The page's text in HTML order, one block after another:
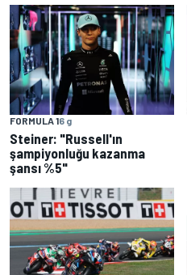
FORMULA 16 g
Steiner: "Russell'ın
şampiyonluğu kazanma
şansı %5"